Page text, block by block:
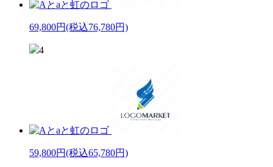
69,800円(税込76,780円)
4
59,800円(税込65,780円)